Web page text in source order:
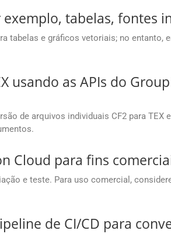
tabelas, fontes
tabelas e gráficos vetoriais; no entanto,
usando as APIs do
de arquivos individuais CF2 para TEX
Cloud para fins
e teste. Para uso comercial,
de CI/CD para